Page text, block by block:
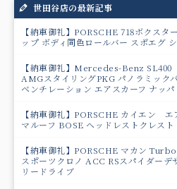
世田谷店の最新記事
【納車御礼】PORSCHE 718ボクス
ップ ボディ同色ロールバー スポエグ
【納車御礼】Mercedes-Benz
AMGスタイリングPKG パノラミック
ベンチレーション エアスカーフ ナッ
【納車御礼】PORSCHE カイエン エ
マルーフ BOSE ヘッドレストクレスト
【納車御礼】PORSCHE マカン
スポーツクロノ ACC RSスパイダー
リードライブ